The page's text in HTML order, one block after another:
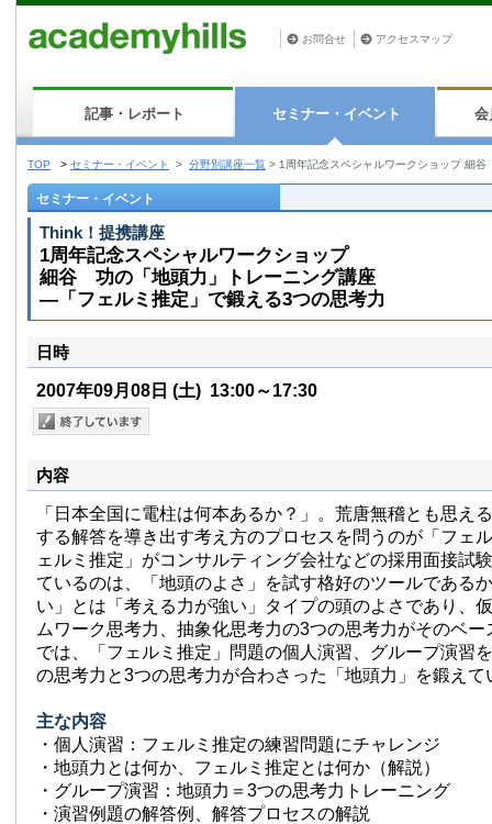
お問合せ アクセスマップ
記事・レポート セミナー・イベント 会
TOP > セミナー・イベント > 分野別講座一覧 > 1周年記念スペシャルワークショップ 細
セミナー・イベント
Think！提携講座
1周年記念スペシャルワークショップ
細谷 功の「地頭力」トレーニング講座
—「フェルミ推定」で鍛える3つの思考力
日時
2007年09月08日 (土) 13:00～17:30
内容
「日本全国に電柱は何本あるか？」。荒唐無稽とも思え
する解答を導き出す考え方のプロセスを問うのが「フェ
ェルミ推定」がコンサルティング会社などの採用面接試
ているのは、「地頭のよさ」を試す格好のツールである
い」とは「考える力が強い」タイプの頭のよさであり、
ムワーク思考力、抽象化思考力の3つの思考力がそのベ
では、「フェルミ推定」問題の個人演習、グループ演習
の思考力と3つの思考力が合わさった「地頭力」を鍛えて
主な内容
・個人演習：フェルミ推定の練習問題にチャレンジ
・地頭力とは何か、フェルミ推定とは何か（解説）
・グループ演習：地頭力＝3つの思考力トレーニング
・演習例題の解答例、解答プロセスの解説